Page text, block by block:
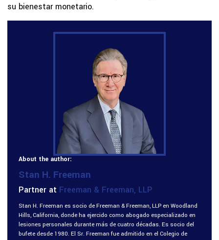
su bienestar monetario.
About the author:
Stan H. Freeman
Partner at Freeman & Freeman, LLP
Stan H. Freeman es socio de Freeman & Freeman, LLP en Woodland
Hills, California, donde ha ejercido como abogado especializado en
lesiones personales durante más de cuatro décadas. Es socio del
bufete desde 1980. El Sr. Freeman fue admitido en el Colegio de